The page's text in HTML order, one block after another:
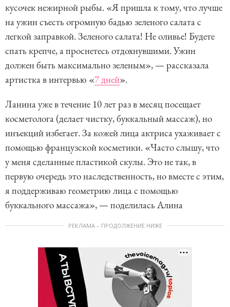
кусочек нежирной рыбы. «Я пришла к тому, что лучше
на ужин съесть огромную бадью зеленого салата с
легкой заправкой. Зеленого салата! Не оливье! Будете
спать крепче, а проснетесь отдохнувшими. Ужин
должен быть максимально зеленым», — рассказала
артистка в интервью «7 дней».
Ланина уже в течение 10 лет раз в месяц посещает
косметолога (делает чистку, буккальный массаж), но
инъекций избегает. За кожей лица актриса ухаживает с
помощью французской косметики. «Часто слышу, что
у меня сделанные пластикой скулы. Это не так, в
первую очередь это наследственность, но вместе с этим,
я поддерживаю геометрию лица с помощью
буккального массажа», — поделилась Алина
РЕКЛАМА – ПРОДОЛЖЕНИЕ НИЖЕ